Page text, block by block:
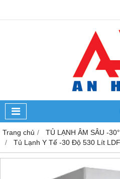
Trang chủ
TỦ LẠNH ÂM SÂU -
Tủ Lạnh Y Tế -30 Độ 530 Lít